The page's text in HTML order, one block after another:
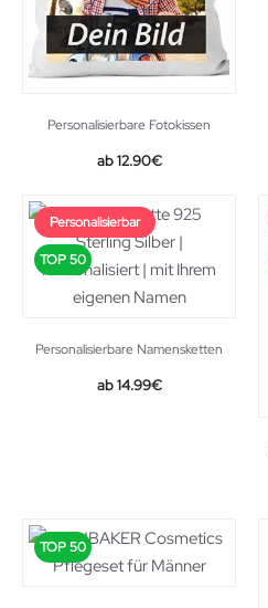
Personalisierbare Fotokissen
12.90€
Personalisierbar
TOP 50
Personalisierbare Namensketten
14.99€
TOP 50